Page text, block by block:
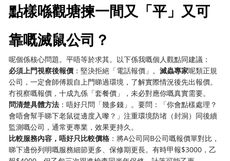
點樣喺觀塘揀一間又「平」又可
靠嘅滅鼠公司？
呢個係核心問題。平唔等於求其。以下係我嘅個人觀點同建議：
必須上門視察後報價 ：堅決拒絕「電話報價」。滅蟲專家呢類正規
公司，一定會師傅親自上門睇過環境，了解實際情況後先出報價。
冇視察嘅報價，十成九係「套餐價」，未必對應你嘅真實需要。
問清楚具體方法 ：唔好只問「幾多錢」。要問：「你會點樣處理？
會唔會幫手睇下老鼠從邊度入嚟？」注重環境防堵（封洞）同後續
監測嘅公司，通常更專業，效果更持久。
比較服務內容，唔好只比較價格 ：將A公司同B公司嘅報價單對比，
睇下邊份列明嘅服務細節更多、保修期更長。有時甲報$3000，乙